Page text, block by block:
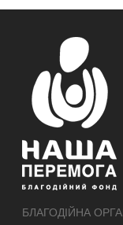
БЛАГОДІЙНА